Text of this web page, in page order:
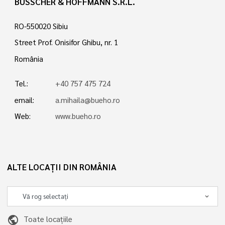
RO-550020 Sibiu
Street Prof. Onisifor Ghibu, nr. 1
România
Tel.:
+40 757 475 724
email:
a.mihaila@bueho.ro
Web:
www.bueho.ro
ALTE LOCAȚII DIN ROMÂNIA
public Toate locațiile